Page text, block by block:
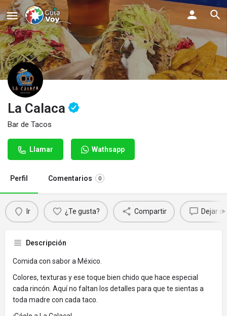
La Calaca
Bar de Tacos
Llamar Wathsapp
Perfil Comentarios 0
Ir ¿Te gusta? Compartir Dejar
Descripción
Comida con sabor a México.
Colores, texturas y ese toque bien chido que hace especial
cada rincón. Aquí no faltan los detalles para que te sientas a
toda madre con cada taco.